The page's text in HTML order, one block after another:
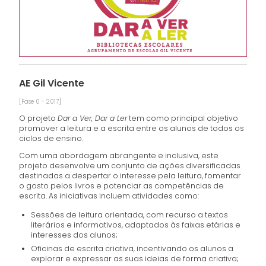
AE Gil Vicente
[Fase 0 - 2017]
O projetoDar a Ver, Dar a Lertem como principal objetivo
promover a leitura e a escrita entre os alunos de todos os
ciclos de ensino.
Com uma abordagem abrangente e inclusiva, este
projeto desenvolve um conjunto de ações diversificadas
destinadas a despertar o interesse pela leitura, fomentar
o gosto pelos livros e potenciar as competências de
escrita. As iniciativas incluem atividades como:
Sessões de leitura orientada, com recurso a textos
literários e informativos, adaptados às faixas etárias e
interesses dos alunos;
Oficinas de escrita criativa, incentivando os alunos a
explorar e expressar as suas ideias de forma criativa;